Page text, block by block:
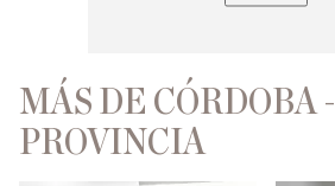
MÁS DE CÓRDOBA -
PROVINCIA